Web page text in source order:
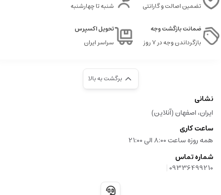
تضمین اصالت و گارانتی
شنبه تا چهارشنبه
ضمانت بازگشت وجه
بازگرداندن وجه در ۷ روز
تحویل اکسپرس
سراسر ایران
برگشت به بالا
نشانی
ایران، اصفهان (آنلاین)
ساعت کاری
همه روزه ساعت 8:00 الی 21:00
شماره تماس
09336499210
|